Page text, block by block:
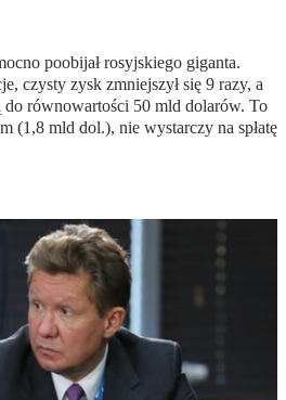
poobijał rosyjskiego giganta.
czysty zysk zmniejszył się 9 razy, a
do równowartości 50 mld dolarów. To
(1,8 mld dol.), nie wystarczy na spłatę